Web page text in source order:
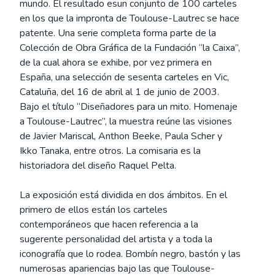
mundo. El resultado esun conjunto de 100 carteles
en los que la impronta de Toulouse-Lautrec se hace
patente. Una serie completa forma parte de la
Colección de Obra Gráfica de la Fundación “la Caixa”,
de la cual ahora se exhibe, por vez primera en
España, una selección de sesenta carteles en Vic,
Cataluña, del 16 de abril al 1 de junio de 2003.
Bajo el título “Diseñadores para un mito. Homenaje
a Toulouse-Lautrec”, la muestra reúne las visiones
de Javier Mariscal, Anthon Beeke, Paula Scher y
Ikko Tanaka, entre otros. La comisaria es la
historiadora del diseño Raquel Pelta.
La exposición está dividida en dos ámbitos. En el
primero de ellos están los carteles
contemporáneos que hacen referencia a la
sugerente personalidad del artista y a toda la
iconografía que lo rodea. Bombín negro, bastón y las
numerosas apariencias bajo las que Toulouse-